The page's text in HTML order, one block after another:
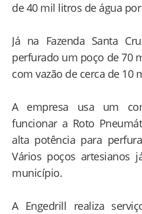
de 40 mil litros de água
Já na Fazenda Santa
perfurado um poço de 70
com vazão de cerca de 10
A empresa usa um
funcionar a Roto
alta potência para
Vários poços artesianos
município.
A Engedrill realiza